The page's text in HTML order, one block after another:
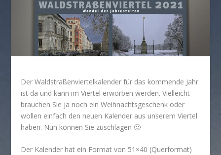
Der Waldstraßenviertelkalender für das kommende Jahr
ist da und kann im Viertel erworben werden. Vielleicht
brauchen Sie ja noch ein Weihnachtsgeschenk oder
wollen einfach den neuen Kalender aus unserem Viertel
haben. Nun können Sie zuschlagen 🙂
Der Kalender hat ein Format von 51×40 (Querformat)